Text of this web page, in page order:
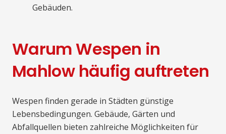
Gebäuden.
Warum Wespen in
Mahlow häufig auftreten
Wespen finden gerade in Städten günstige
Lebensbedingungen. Gebäude, Gärten und
Abfallquellen bieten zahlreiche Möglichkeiten für